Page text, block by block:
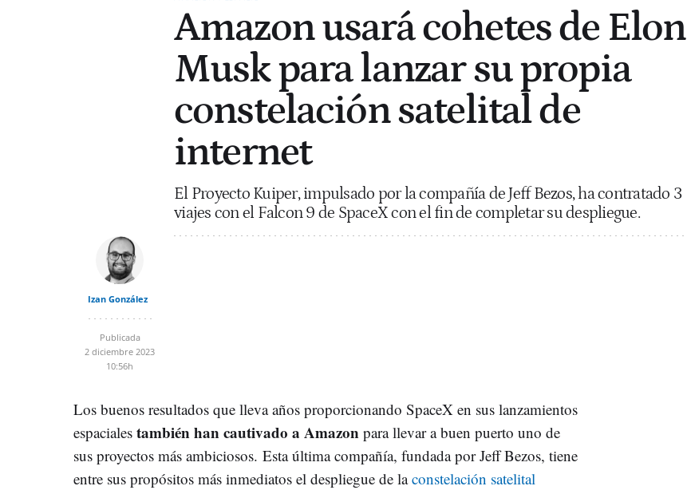
Amazon usará cohetes de Elon
Musk para lanzar su propia
constelación satelital de
internet
El Proyecto Kuiper, impulsado por la compañía de Jeff Bezos, ha contratado 3
viajes con el Falcon 9 de SpaceX con el fin de completar su despliegue.
Izan González
Publicada
2 diciembre 2023
10:56h
Los buenos resultados que lleva años proporcionando SpaceX en sus lanzamientos
espaciales también han cautivado a Amazon para llevar a buen puerto uno de
sus proyectos más ambiciosos. Esta última compañía, fundada por Jeff Bezos, tiene
entre sus propósitos más inmediatos el despliegue de laconstelación satelital